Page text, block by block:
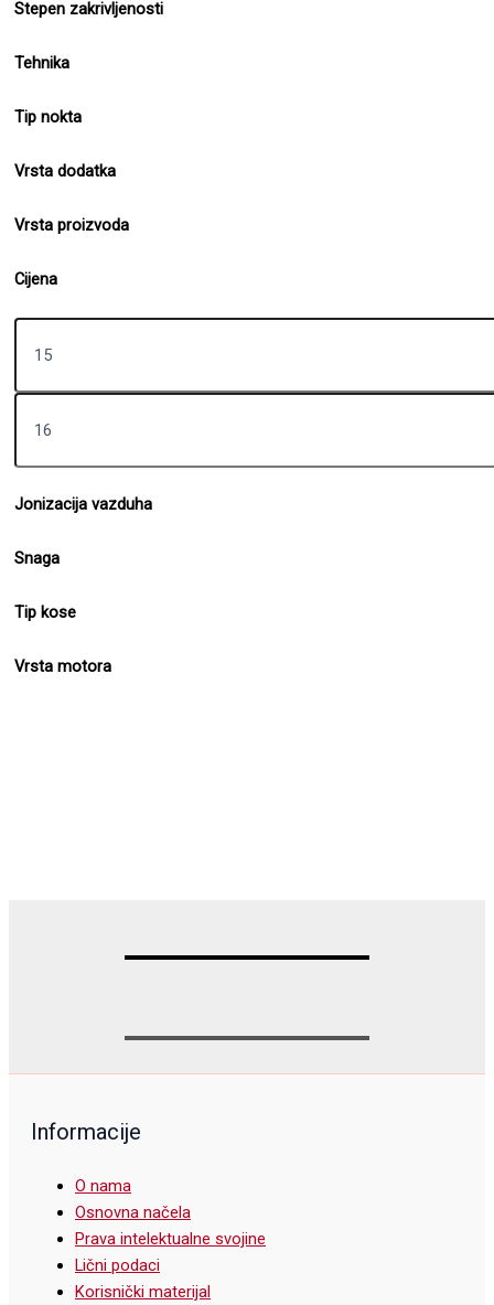
Stepen zakrivljenosti
Tehnika
Tip nokta
Vrsta dodatka
Vrsta proizvoda
Cijena
Jonizacija vazduha
Snaga
Tip kose
Vrsta motora
Informacije
O nama
Osnovna načela
Prava intelektualne svojine
Lični podaci
Korisnički materijal